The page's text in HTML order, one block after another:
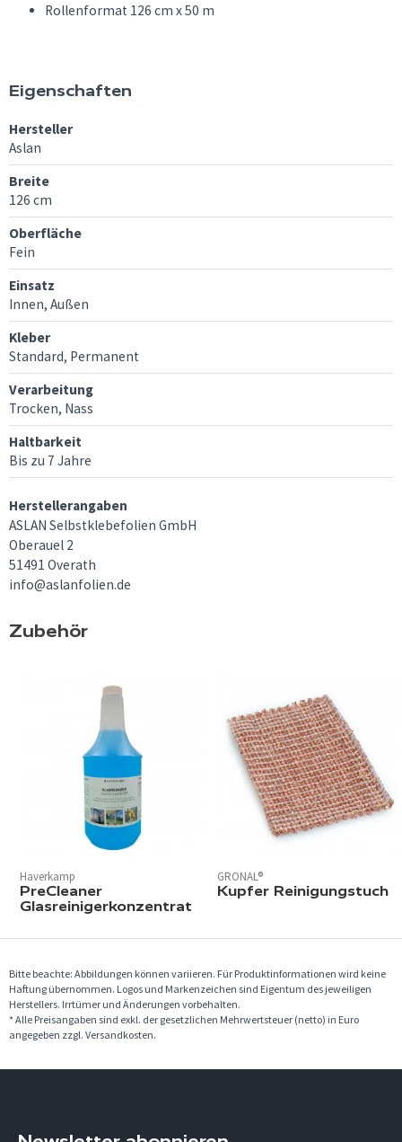
Rollenformat 126 cm x 50 m
Eigenschaften
Hersteller
Aslan
Breite
126 cm
Oberfläche
Fein
Einsatz
Innen, Außen
Kleber
Standard, Permanent
Verarbeitung
Trocken, Nass
Haltbarkeit
Bis zu 7 Jahre
Herstellerangaben
ASLAN Selbstklebefolien GmbH
Oberauel 2
51491 Overath
info@aslanfolien.de
Zubehör
Haverkamp
PreCleaner
Glasreinigerkonzentrat
GRONAL®
Kupfer Reinigungstuch
Bitte beachte: Abbildungen können variieren. Für Produktinformationen wird keine
Haftung übernommen. Logos und Markenzeichen sind Eigentum des jeweiligen
Herstellers. Irrtümer und Änderungen vorbehalten.
* Alle Preisangaben sind exkl. der gesetzlichen Mehrwertsteuer (netto) in Euro
angegeben zzgl. Versandkosten.